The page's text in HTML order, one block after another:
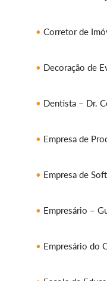
Corretor de
Decoração de
Dentista – Dr.
Empresa de
Empresa de
Empresário –
Empresário do